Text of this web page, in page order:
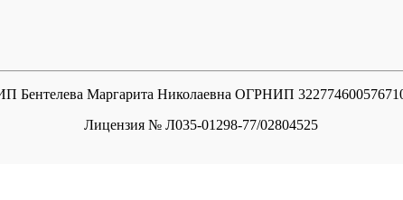
Бентелева Маргарита Николаевна ОГРНИП
Лицензия № Л035-01298-77/02804525